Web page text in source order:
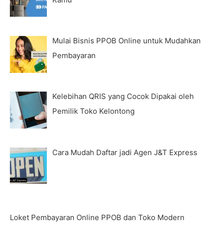
Mulai Bisnis PPOB Online untuk Mudahkan
Pembayaran
Kelebihan QRIS yang Cocok Dipakai oleh
Pemilik Toko Kelontong
Cara Mudah Daftar jadi Agen J&T Express
Loket Pembayaran Online PPOB dan Toko Modern